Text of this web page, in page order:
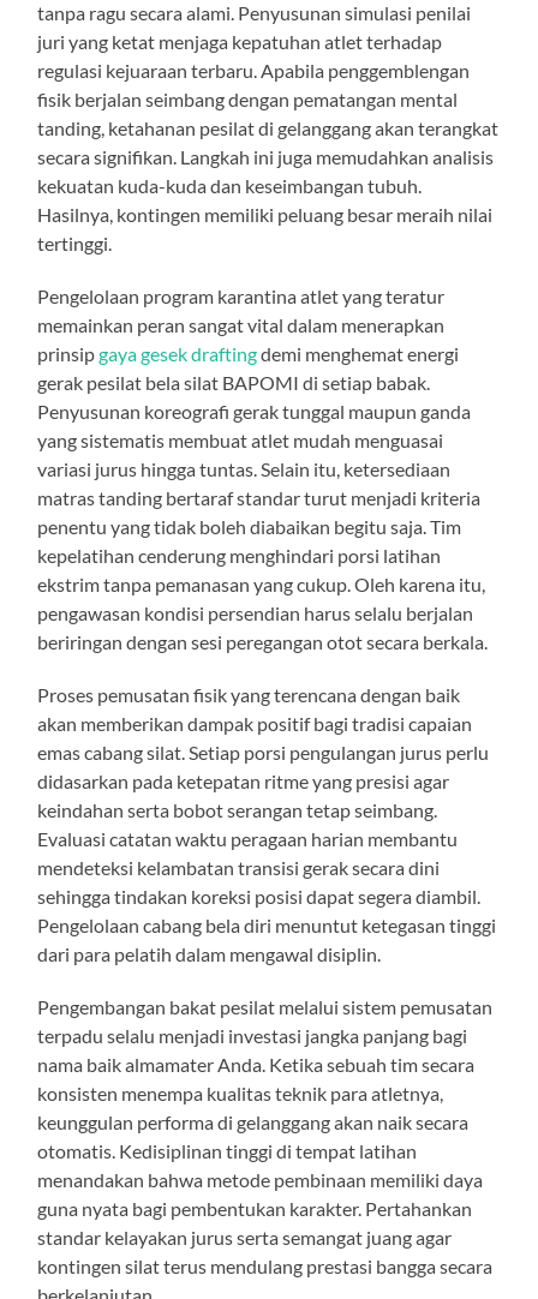
tanpa ragu secara alami. Penyusunan simulasi penilai
juri yang ketat menjaga kepatuhan atlet terhadap
regulasi kejuaraan terbaru. Apabila penggemblengan
fisik berjalan seimbang dengan pematangan mental
tanding, ketahanan pesilat di gelanggang akan terangkat
secara signifikan. Langkah ini juga memudahkan analisis
kekuatan kuda-kuda dan keseimbangan tubuh.
Hasilnya, kontingen memiliki peluang besar meraih nilai
tertinggi.
Pengelolaan program karantina atlet yang teratur
memainkan peran sangat vital dalam menerapkan
prinsipgaya gesek draftingdemi menghemat energi
gerak pesilat bela silat BAPOMI di setiap babak.
Penyusunan koreografi gerak tunggal maupun ganda
yang sistematis membuat atlet mudah menguasai
variasi jurus hingga tuntas. Selain itu, ketersediaan
matras tanding bertaraf standar turut menjadi kriteria
penentu yang tidak boleh diabaikan begitu saja. Tim
kepelatihan cenderung menghindari porsi latihan
ekstrim tanpa pemanasan yang cukup. Oleh karena itu,
pengawasan kondisi persendian harus selalu berjalan
beriringan dengan sesi peregangan otot secara berkala.
Proses pemusatan fisik yang terencana dengan baik
akan memberikan dampak positif bagi tradisi capaian
emas cabang silat. Setiap porsi pengulangan jurus perlu
didasarkan pada ketepatan ritme yang presisi agar
keindahan serta bobot serangan tetap seimbang.
Evaluasi catatan waktu peragaan harian membantu
mendeteksi kelambatan transisi gerak secara dini
sehingga tindakan koreksi posisi dapat segera diambil.
Pengelolaan cabang bela diri menuntut ketegasan tinggi
dari para pelatih dalam mengawal disiplin.
Pengembangan bakat pesilat melalui sistem pemusatan
terpadu selalu menjadi investasi jangka panjang bagi
nama baik almamater Anda. Ketika sebuah tim secara
konsisten menempa kualitas teknik para atletnya,
keunggulan performa di gelanggang akan naik secara
otomatis. Kedisiplinan tinggi di tempat latihan
menandakan bahwa metode pembinaan memiliki daya
guna nyata bagi pembentukan karakter. Pertahankan
standar kelayakan jurus serta semangat juang agar
kontingen silat terus mendulang prestasi bangga secara